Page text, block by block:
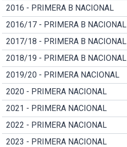
2016 - PRIMERA B NACIONAL
2016/17 - PRIMERA B NACIONAL
2017/18 - PRIMERA B NACIONAL
2018/19 - PRIMERA B NACIONAL
2019/20 - PRIMERA NACIONAL
2020 - PRIMERA NACIONAL
2021 - PRIMERA NACIONAL
2022 - PRIMERA NACIONAL
2023 - PRIMERA NACIONAL